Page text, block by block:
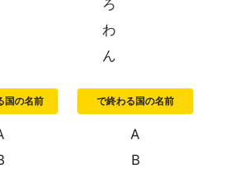
ろ
わ
ん
国の名前 で終わる国の名前
A
B